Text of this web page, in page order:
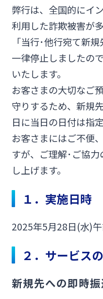
みやぎん
ロ
よくあるご質問
English
株主・投資家の皆さま
宮崎銀行について
弊行は、全国的にイ
利用した詐欺被害が
「当行･他行宛て新
一律停止しましたの
いたします。
お客さまの大切なご
守りするため、 新規
日に当日の日付は指
お客さまにはご不便
すが、ご理解･ご協
し上げます。
１．実施日時
2025年5月28日(水)
２．サービス
新規先への即時